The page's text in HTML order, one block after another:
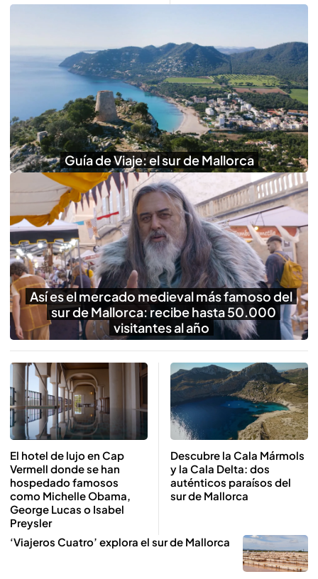
Guía de Viaje: el sur de Mallorca
Así es el mercado medieval más famoso del
sur de Mallorca: recibe hasta 50.000
visitantes al año
El hotel de lujo en Cap
Vermell donde se han
hospedado famosos
como Michelle Obama,
George Lucas o Isabel
Preysler
Descubre la Cala Mármols
y la Cala Delta: dos
auténticos paraísos del
sur de Mallorca
‘Viajeros Cuatro’ explora el sur de Mallorca